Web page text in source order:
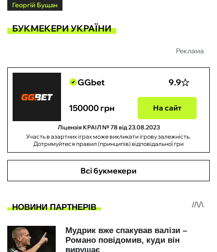
Георгій Бущан
БУКМЕКЕРИ УКРАЇНИ
Реклама
GGbet 9.9
150000 грн На сайт
Ліцензія КРАІЛ № 78 від 23.08.2023
Участь в азартних іграх може викликати ігрову залежність.
Дотримуйтеся правил (принципів) відповідальної гри
Всі букмекери